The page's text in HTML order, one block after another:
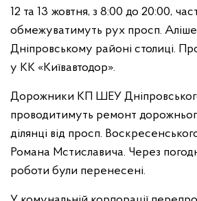
12 та 13 жовтня, з 8:00 до 20:00,
обмежуватимуть рух просп.
Дніпровському районі столиці.
у КК «Київавтодор».
Дорожники КП ШЕУ
проводитимуть ремонт
ділянці від просп.
Романа Мстиславича. Через
роботи були перенесені.